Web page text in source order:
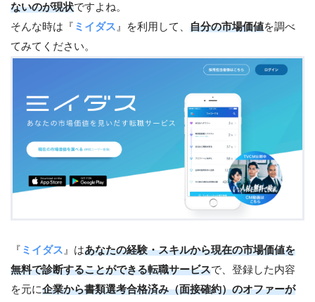
ないのが現状ですよね。
そんな時は『 ミイダス 』を利用して、 自分の市場価値を調べ
てみてください。
『 ミイダス 』はあなたの経験・スキルから現在の市場価値を
無料で診断することができる転職サービスで、登録した内容
を元に企業から書類選考合格済み（面接確約）のオファーが